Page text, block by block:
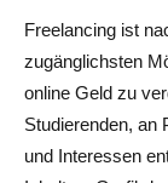
Freelancing ist
zugänglichsten
online Geld zu
Studierenden, an
und Interessen